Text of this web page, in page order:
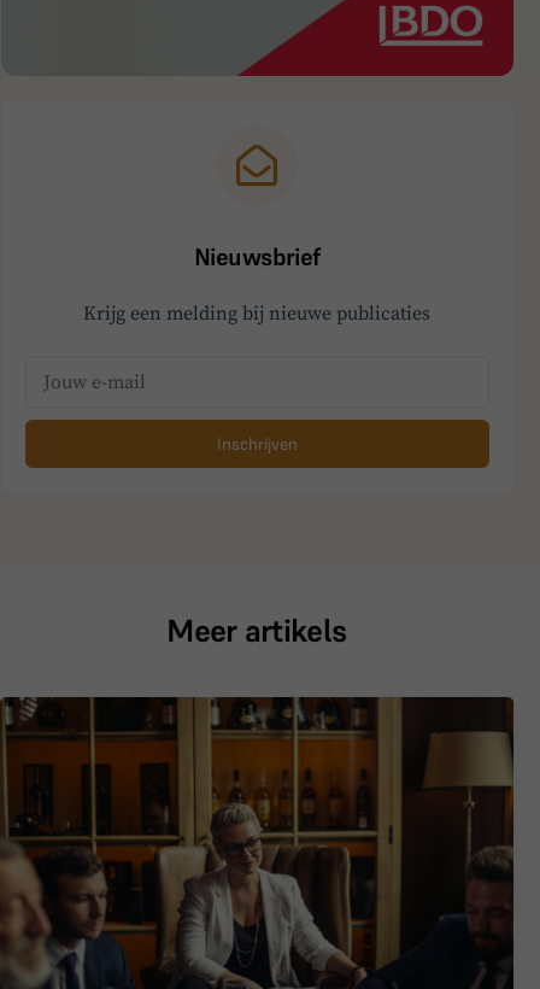
Nieuwsbrief
Krijg een melding bij nieuwe publicaties
Inschrijven
Meer artikels